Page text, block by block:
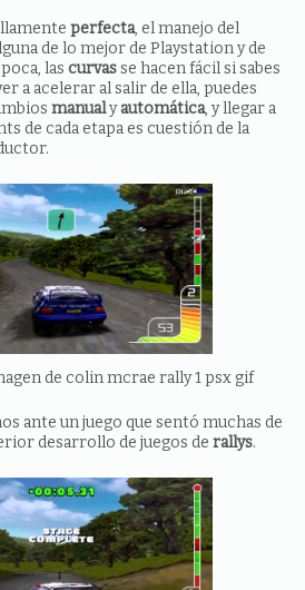
perfecta, el manejo del
de lo mejor de Playstation y de
las curvasse hacen fácil si sabes
a acelerar al salir de ella, puedes
manualyautomática, y llegar a
de cada etapa es cuestión de la
ante un juego que sentó muchas de
desarrollo de juegos de rallys.